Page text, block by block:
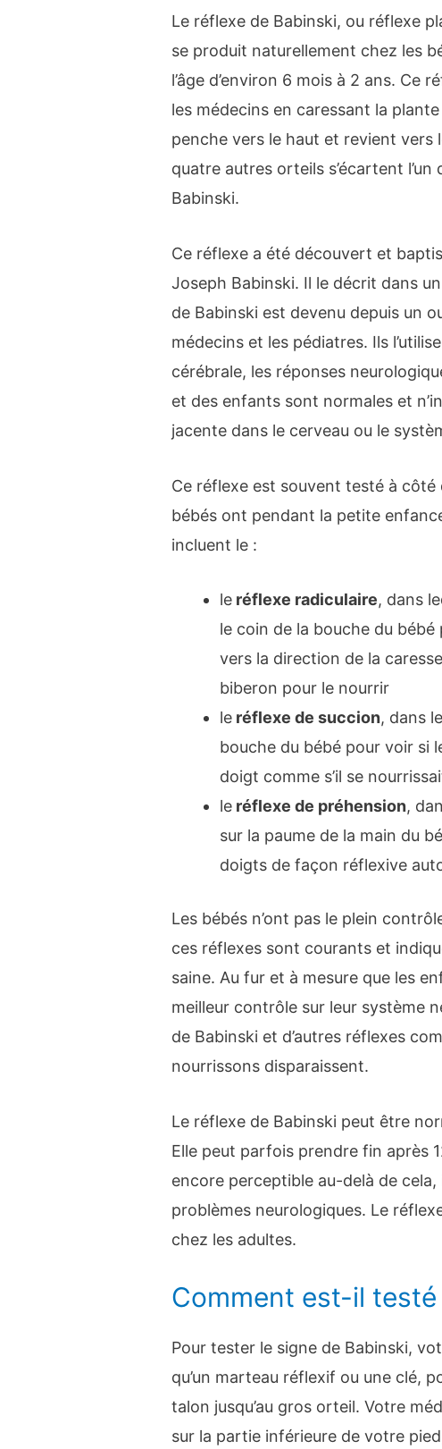
Le réflexe de Babinski, ou réflexe
se produit naturellement chez les
l’âge d’environ 6 mois à 2 ans. Ce
les médecins en caressant la
penche vers le haut et revient vers
quatre autres orteils s’écartent l’un
Babinski.
Ce réflexe a été découvert et
Joseph Babinski. Il le décrit dans
de Babinski est devenu depuis un
médecins et les pédiatres. Ils
cérébrale, les réponses
et des enfants sont normales et
jacente dans le cerveau ou le
Ce réflexe est souvent testé à côté
bébés ont pendant la petite
incluent le :
le réflexe radiculaire, dans
le coin de la bouche du
vers la direction de la
biberon pour le nourrir
le réflexe de succion, dans
bouche du bébé pour voir si
doigt comme s’il se
le réflexe de préhension,
sur la paume de la main du
doigts de façon réflexive
Les bébés n’ont pas le plein
ces réflexes sont courants et
saine. Au fur et à mesure que les
meilleur contrôle sur leur système
de Babinski et d’autres réflexes
nourrissons disparaissent.
Le réflexe de Babinski peut être
Elle peut parfois prendre fin après
encore perceptible au-delà de
problèmes neurologiques. Le
chez les adultes.
Comment est-il testé
Pour tester le signe de Babinski,
qu’un marteau réflexif ou une clé,
talon jusqu’au gros orteil. Votre
sur la partie inférieure de votre